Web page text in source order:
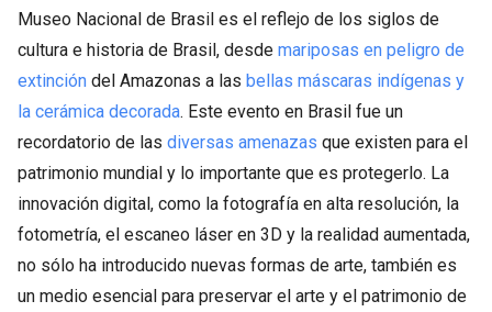
Museo Nacional de Brasil es el reflejo de los siglos de
cultura e historia de Brasil, desde mariposas en peligro de
extinción del Amazonas a las bellas máscaras indígenas y
la cerámica decorada. Este evento en Brasil fue un
recordatorio de las diversas amenazas que existen para el
patrimonio mundial y lo importante que es protegerlo. La
innovación digital, como la fotografía en alta resolución, la
fotometría, el escaneo láser en 3D y la realidad aumentada,
no sólo ha introducido nuevas formas de arte, también es
un medio esencial para preservar el arte y el patrimonio de